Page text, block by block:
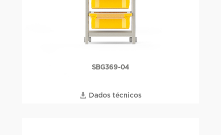
SBG369-04
Dados técnicos